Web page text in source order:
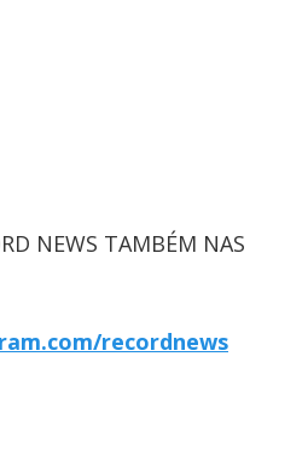
NEWS TAMBÉM NAS
recordnews